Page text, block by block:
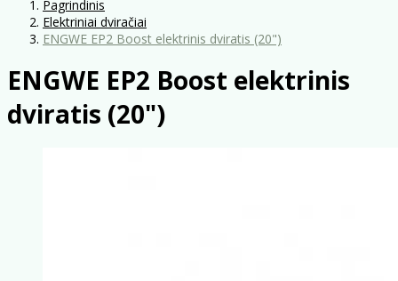
Pagrindinis
Elektriniai dviračiai
ENGWE EP2 Boost elektrinis dviratis (20")
ENGWE EP2 Boost elektrinis
dviratis (20")